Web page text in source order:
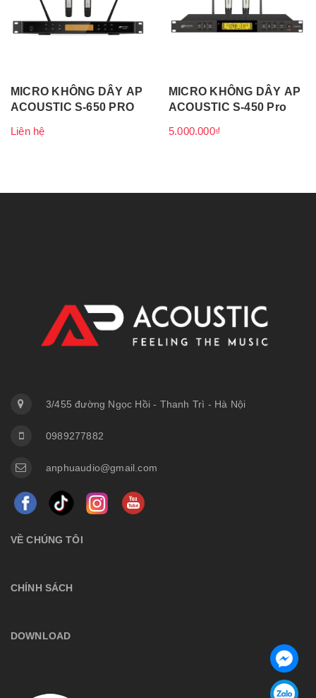
MICRO KHÔNG DÂY AP
ACOUSTIC S-650 PRO
Liên hệ
MICRO KHÔNG DÂY AP
ACOUSTIC S-450 Pro
5.000.000₫
3/455 đường Ngọc Hồi - Thanh Trì - Hà Nội
0989277882
anphuaudio@gmail.com
VỀ CHÚNG TÔI
CHÍNH SÁCH
DOWNLOAD